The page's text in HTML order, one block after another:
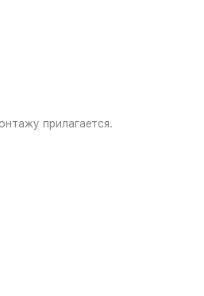
прилагается.